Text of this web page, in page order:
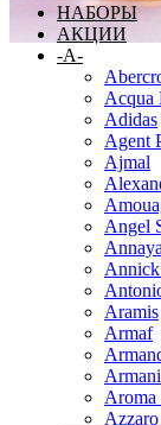
НАБОРЫ
АКЦИИ
-A-
Acqua
Adidas
Agent
Ajmal
Angel
Aramis
Armaf
Armani
Aroma
Azzaro